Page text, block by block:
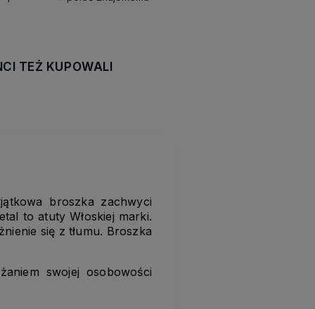
TEŻ KUPOWALI
broszka zachwyci
to atuty Włoskiej marki.
się z tłumu. Broszka
swojej osobowości